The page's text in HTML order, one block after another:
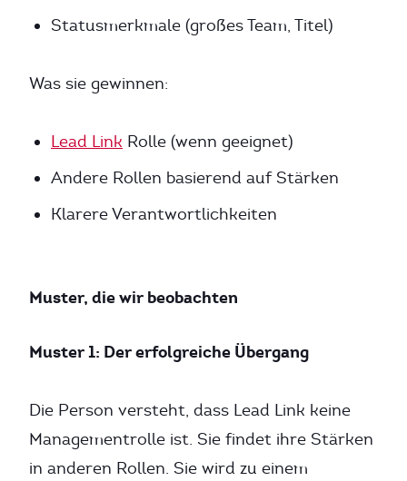
Statusmerkmale (großes Team, Titel)
Was sie gewinnen:
Lead Link Rolle (wenn geeignet)
Andere Rollen basierend auf Stärken
Klarere Verantwortlichkeiten
Muster, die wir beobachten
Muster 1: Der erfolgreiche Übergang
Die Person versteht, dass Lead Link keine
Managementrolle ist. Sie findet ihre Stärken
in anderen Rollen. Sie wird zu einem